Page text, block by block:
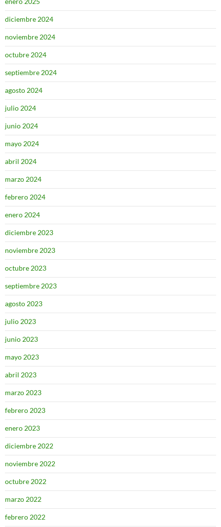
diciembre 2024
noviembre 2024
octubre 2024
septiembre 2024
agosto 2024
julio 2024
junio 2024
mayo 2024
abril 2024
marzo 2024
febrero 2024
enero 2024
diciembre 2023
noviembre 2023
octubre 2023
septiembre 2023
agosto 2023
julio 2023
junio 2023
mayo 2023
abril 2023
marzo 2023
febrero 2023
enero 2023
diciembre 2022
noviembre 2022
octubre 2022
marzo 2022
febrero 2022